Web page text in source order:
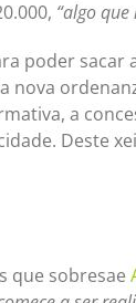
“algo
poder sacar
nova
a
Deste
que sobresae